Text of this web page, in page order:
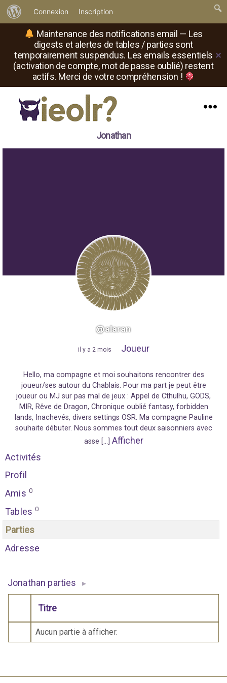
Maintenance des notifications email — Les
digests et alertes de tables / parties sont
temporairement suspendus. Les emails essentiels
(activation de compte, mot de passe oublié) restent
actifs. Merci de votre compréhension !
✕
propos
de
WordPress
Connexion Inscription
où
Jonathan
@alaran
il y a 2 mois Joueur
Hello, ma compagne et moi souhaitons rencontrer des
joueur/ses autour du Chablais. Pour ma part je peut être
joueur ou MJ sur pas mal de jeux : Appel de Cthulhu, GODS,
MIR, Rêve de Dragon, Chronique oublié fantasy, forbidden
lands, Inachevés, divers settings OSR. Ma compagne Pauline
souhaite débuter. Nous sommes tout deux saisonniers avec
asse […] Afficher
Activités
Profil
Amis 0
Tables 0
Parties
Adresse
Jonathan parties ▸
Comporte des pièces jointes
Titre
Aucun partie à afficher.